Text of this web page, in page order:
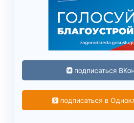
подписаться
подписаться в